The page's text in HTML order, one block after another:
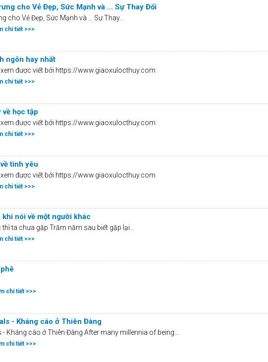
cho Vẻ Đẹp, Sức Mạnh và ... Sự Thay Đổi
cho Vẻ Đẹp, Sức Mạnh và ... Sự Thay...
chi tiết >>>
ngôn hay nhất
xem được viết bởi https://www.giaoxulocthuy.com
chi tiết >>>
về học tập
xem được viết bởi https://www.giaoxulocthuy.com
chi tiết >>>
tình yêu
xem được viết bởi https://www.giaoxulocthuy.com
chi tiết >>>
nói về một người khác
ta chưa gặp Trăm năm sau biết gặp lại...
chi tiết >>>
chi tiết >>>
- Kháng cáo ở Thiên Đàng
- Kháng cáo ở Thiên Đàng After many millennia of being...
chi tiết >>>